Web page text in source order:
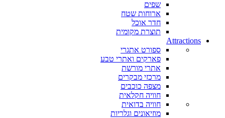
שפים
ארוחות שטח
חדר אוכל
תוצרת מקומית
Attractions
ספורט אתגרי
פארקים ואתרי טבע
אתרי מורשת
מרכזי מבקרים
מצפה כוכבים
חוויה חקלאית
חוויה בדואית
מוזיאונים וגלריות